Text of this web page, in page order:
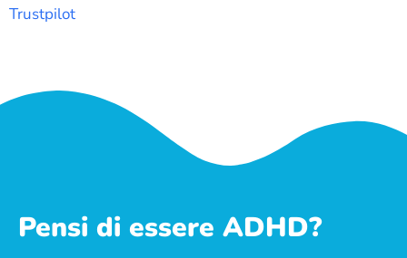
Trustpilot
Pensi di essere ADHD?